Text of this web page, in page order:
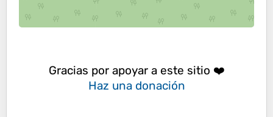
Gracias por apoyar a este sitio ❤️
Haz una donación